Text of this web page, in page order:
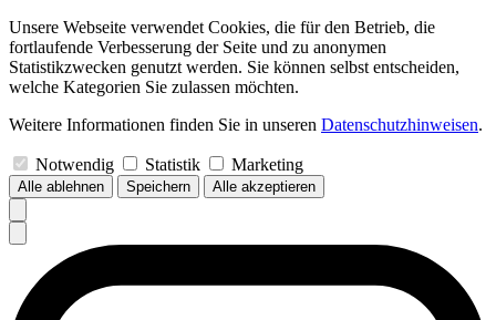
Unsere Webseite verwendet Cookies, die für den Betrieb, die
fortlaufende Verbesserung der Seite und zu anonymen
Statistikzwecken genutzt werden. Sie können selbst entscheiden,
welche Kategorien Sie zulassen möchten.
Weitere Informationen finden Sie in unseren Datenschutzhinweisen.
Notwendig Statistik Marketing
Alle ablehnen Speichern Alle akzeptieren